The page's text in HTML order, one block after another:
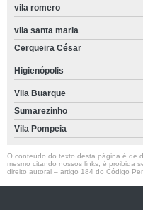
vila romero
vila santa maria
Cerqueira César
Higienópolis
Vila Buarque
Sumarezinho
Vila Pompeia
O conteúdo do texto desta página é de
mesmo citando nossos links, é proibida
direito autoral – artigo 184 do Código